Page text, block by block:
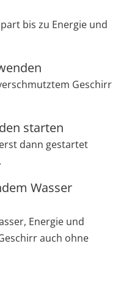
Nutzung der Dienste
zu unseren
bis zu Energie und
Geschirr
starten
dann gestartet
Wasser
Energie und
auch ohne